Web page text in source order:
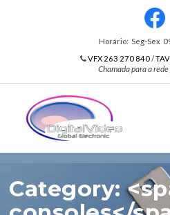
Horário: Seg‑Sex
VFX 263 270 840/
Chamada para a
Category: